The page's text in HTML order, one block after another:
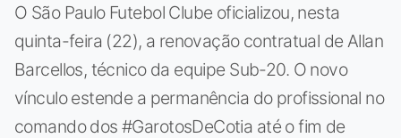
O São Paulo Futebol Clube oficializou, nesta
quinta-feira (22), a renovação contratual de Allan
Barcellos, técnico da equipe Sub-20. O novo
vínculo estende a permanência do profissional no
comando dos #GarotosDeCotia até o fim de